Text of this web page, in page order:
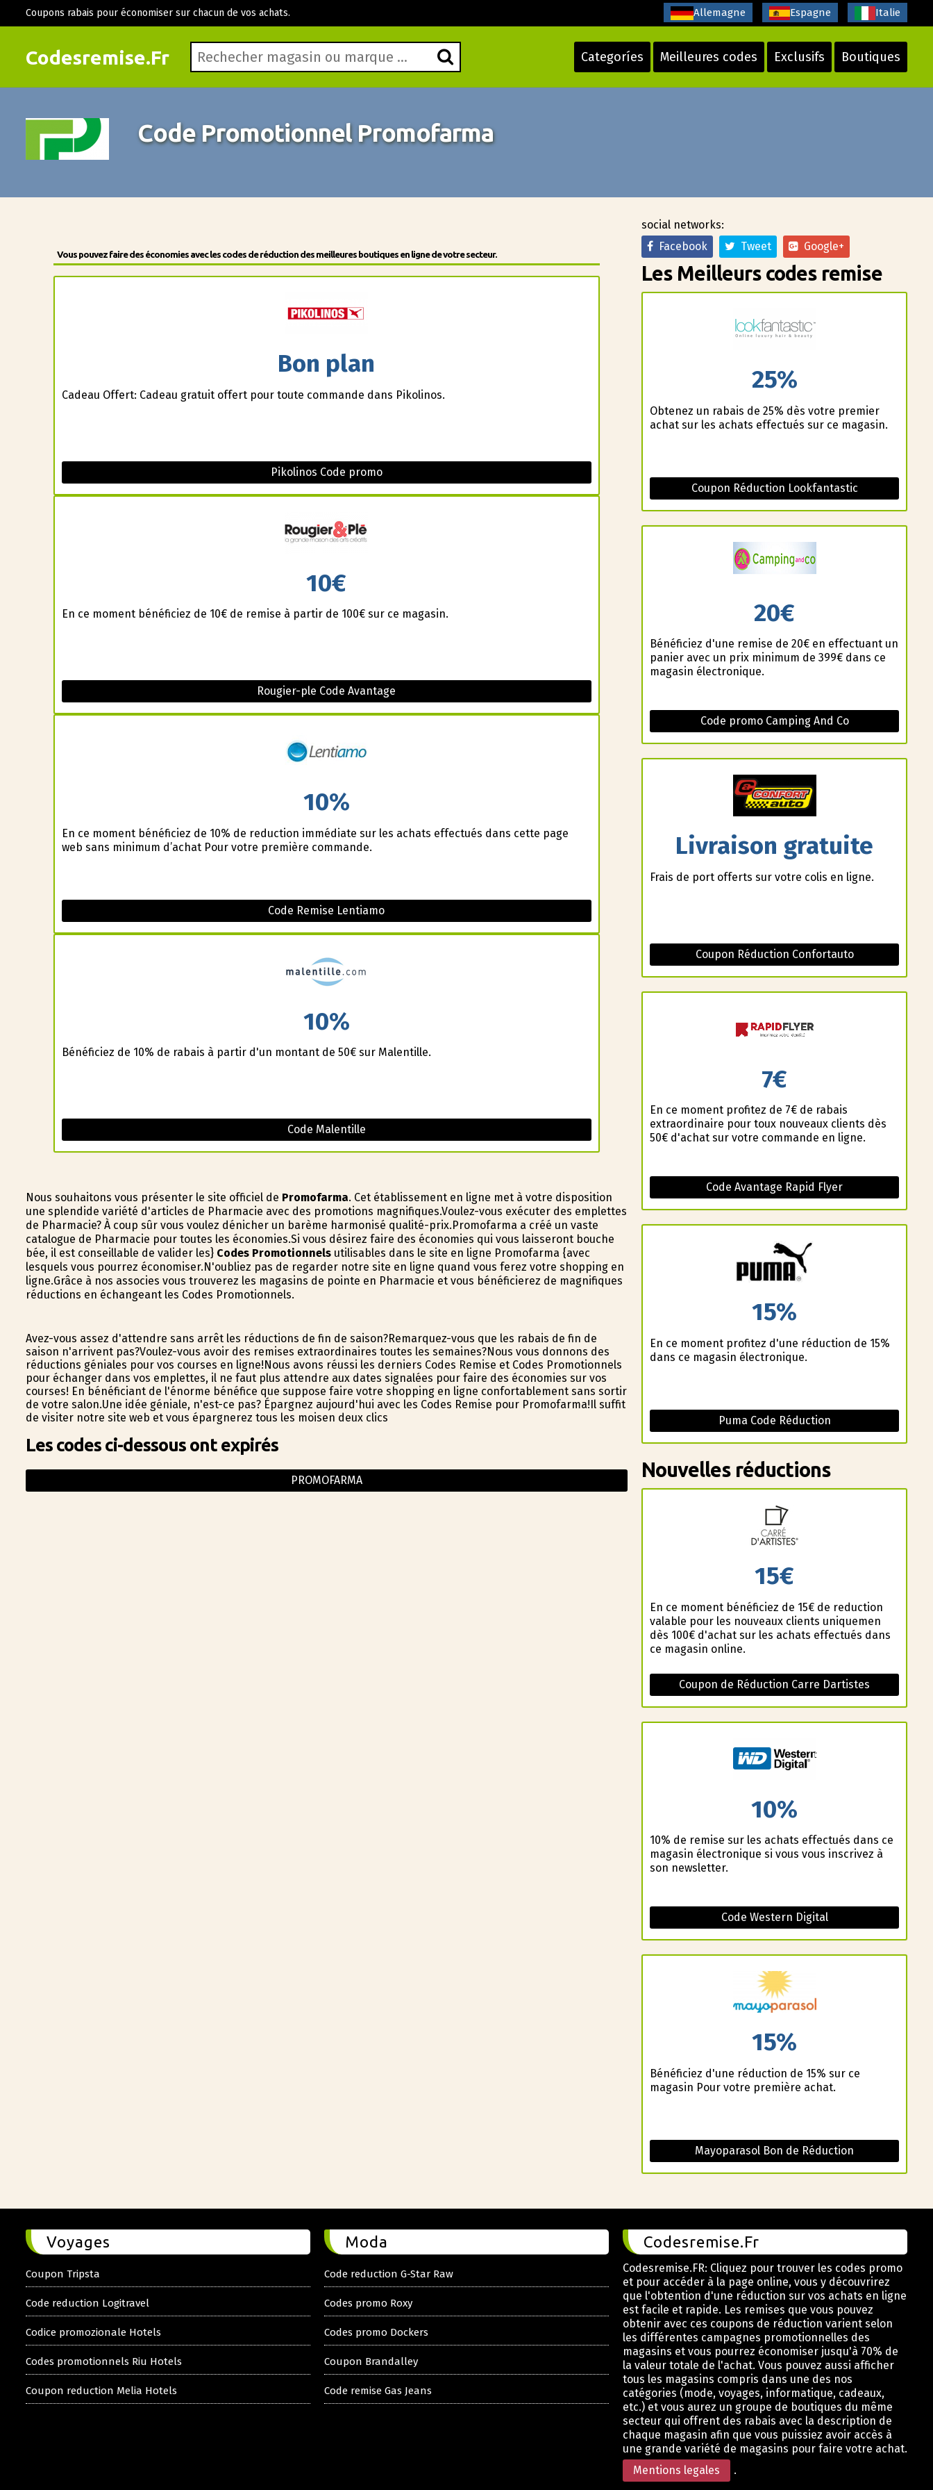
Codesremise.Fr Categoríes Meilleures codes Exclusifs Boutiques
Coupons rabais pour économiser sur chacun de vos achats. Allemagne Espagne Italie
Code Promotionnel Promofarma
Vous pouvez faire des économies avec les codes de réduction des meilleures boutiques en ligne de votre secteur.
Bon plan
Cadeau Offert: Cadeau gratuit offert pour toute commande dans Pikolinos.
Pikolinos Code promo
10€
En ce moment bénéficiez de 10€ de remise à partir de 100€ sur ce magasin.
Rougier-ple Code Avantage
10%
En ce moment bénéficiez de 10% de reduction immédiate sur les achats effectués dans cette page
web sans minimum d’achat Pour votre première commande.
Code Remise Lentiamo
10%
Bénéficiez de 10% de rabais à partir d'un montant de 50€ sur Malentille.
Code Malentille
Nous souhaitons vous présenter le site officiel de Promofarma. Cet établissement en ligne met à votre disposition
une splendide variété d'articles de Pharmacie avec des promotions magnifiques.Voulez-vous exécuter des emplettes
de Pharmacie? À coup sûr vous voulez dénicher un barème harmonisé qualité-prix.Promofarma a créé un vaste
catalogue de Pharmacie pour toutes les économies.Si vous désirez faire des économies qui vous laisseront bouche
bée, il est conseillable de valider les} Codes Promotionnelsutilisables dans le site en ligne Promofarma {avec
lesquels vous pourrez économiser.N'oubliez pas de regarder notre site en ligne quand vous ferez votre shopping en
ligne.Grâce à nos associes vous trouverez les magasins de pointe en Pharmacie et vous bénéficierez de magnifiques
réductions en échangeant les Codes Promotionnels.
Avez-vous assez d'attendre sans arrêt les réductions de fin de saison?Remarquez-vous que les rabais de fin de
saison n'arrivent pas?Voulez-vous avoir des remises extraordinaires toutes les semaines?Nous vous donnons des
réductions géniales pour vos courses en ligne!Nous avons réussi les derniers Codes Remise et Codes Promotionnels
pour échanger dans vos emplettes, il ne faut plus attendre aux dates signalées pour faire des économies sur vos
courses! En bénéficiant de l'énorme bénéfice que suppose faire votre shopping en ligne confortablement sans sortir
de votre salon.Une idée géniale, n'est-ce pas? Épargnez aujourd'hui avec les Codes Remise pour Promofarma!Il suffit
de visiter notre site web et vous épargnerez tous les moisen deux clics
Les codes ci-dessous ont expirés
PROMOFARMA
social networks:
Facebook
Tweet Google+
Les Meilleurs codes remise
25%
Obtenez un rabais de 25% dès votre premier
achat sur les achats effectués sur ce magasin.
Coupon Réduction Lookfantastic
20€
Bénéficiez d'une remise de 20€ en effectuant un
panier avec un prix minimum de 399€ dans ce
magasin électronique.
Code promo Camping And Co
Livraison gratuite
Frais de port offerts sur votre colis en ligne.
Coupon Réduction Confortauto
7€
En ce moment profitez de 7€ de rabais
extraordinaire pour toux nouveaux clients dès
50€ d'achat sur votre commande en ligne.
Code Avantage Rapid Flyer
15%
En ce moment profitez d'une réduction de 15%
dans ce magasin électronique.
Puma Code Réduction
Nouvelles réductions
15€
En ce moment bénéficiez de 15€ de reduction
valable pour les nouveaux clients uniquemen
dès 100€ d'achat sur les achats effectués dans
ce magasin online.
Coupon de Réduction Carre Dartistes
10%
10% de remise sur les achats effectués dans ce
magasin électronique si vous vous inscrivez à
son newsletter.
Code Western Digital
15%
Bénéficiez d'une réduction de 15% sur ce
magasin Pour votre première achat.
Mayoparasol Bon de Réduction
Voyages
Coupon Tripsta
Code reduction Logitravel
Codice promozionale Hotels
Codes promotionnels Riu Hotels
Coupon reduction Melia Hotels
Moda
Code reduction G-Star Raw
Codes promo Roxy
Codes promo Dockers
Coupon Brandalley
Code remise Gas Jeans
Codesremise.Fr
Codesremise.FR: Cliquez pour trouver les codes promo
et pour accéder à la page online, vous y découvrirez
que l'obtention d'une réduction sur vos achats en ligne
est facile et rapide. Les remises que vous pouvez
obtenir avec ces coupons de réduction varient selon
les différentes campagnes promotionnelles des
magasins et vous pourrez économiser jusqu'à 70% de
la valeur totale de l'achat. Vous pouvez aussi afficher
tous les magasins compris dans une des nos
catégories (mode, voyages, informatique, cadeaux,
etc.) et vous aurez un groupe de boutiques du même
secteur qui offrent des rabais avec la description de
chaque magasin afin que vous puissiez avoir accès à
une grande variété de magasins pour faire votre achat.
Mentions legales
.